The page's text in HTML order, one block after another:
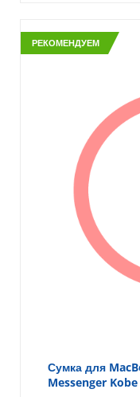
РЕКОМЕНДУЕМ
Сумка для
Messenger